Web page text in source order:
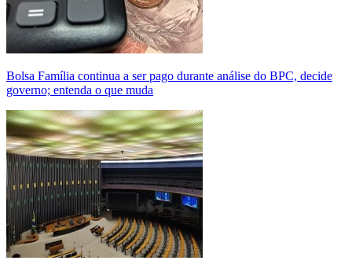
Bolsa Família continua a ser pago durante análise do BPC, decide
governo; entenda o que muda